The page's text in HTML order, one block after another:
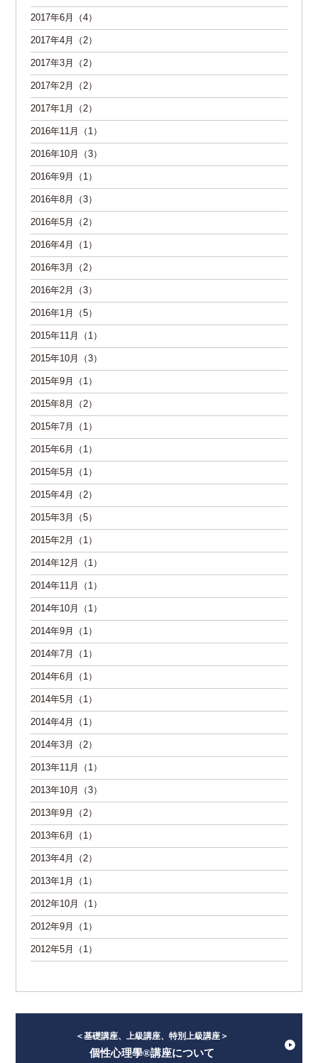
2017年6月（4）
2017年4月（2）
2017年3月（2）
2017年2月（2）
2017年1月（2）
2016年11月（1）
2016年10月（3）
2016年9月（1）
2016年8月（3）
2016年5月（2）
2016年4月（1）
2016年3月（2）
2016年2月（3）
2016年1月（5）
2015年11月（1）
2015年10月（3）
2015年9月（1）
2015年8月（2）
2015年7月（1）
2015年6月（1）
2015年5月（1）
2015年4月（2）
2015年3月（5）
2015年2月（1）
2014年12月（1）
2014年11月（1）
2014年10月（1）
2014年9月（1）
2014年7月（1）
2014年6月（1）
2014年5月（1）
2014年4月（1）
2014年3月（2）
2013年11月（1）
2013年10月（3）
2013年9月（2）
2013年6月（1）
2013年4月（2）
2013年1月（1）
2012年10月（1）
2012年9月（1）
2012年5月（1）
＜基礎講座、上級講座、特別上級講座＞
個性心理學®講座について